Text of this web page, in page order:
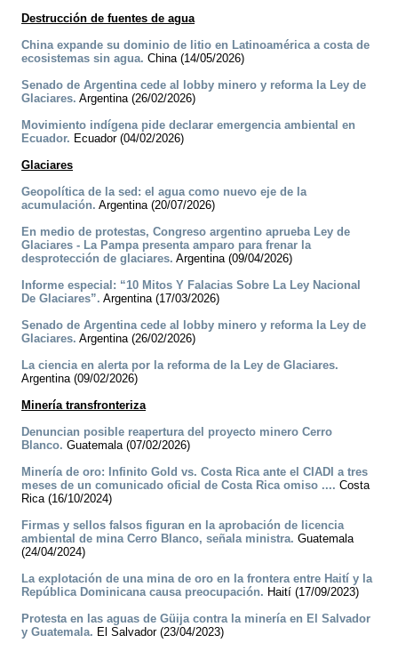
Destrucción de fuentes de agua
China expande su dominio de litio en Latinoamérica a costa de
ecosistemas sin agua. China (14/05/2026)
Senado de Argentina cede al lobby minero y reforma la Ley de
Glaciares. Argentina (26/02/2026)
Movimiento indígena pide declarar emergencia ambiental en
Ecuador. Ecuador (04/02/2026)
Glaciares
Geopolítica de la sed: el agua como nuevo eje de la
acumulación. Argentina (20/07/2026)
En medio de protestas, Congreso argentino aprueba Ley de
Glaciares - La Pampa presenta amparo para frenar la
desprotección de glaciares. Argentina (09/04/2026)
Informe especial: “10 Mitos Y Falacias Sobre La Ley Nacional
De Glaciares”. Argentina (17/03/2026)
Senado de Argentina cede al lobby minero y reforma la Ley de
Glaciares. Argentina (26/02/2026)
La ciencia en alerta por la reforma de la Ley de Glaciares.
Argentina (09/02/2026)
Minería transfronteriza
Denuncian posible reapertura del proyecto minero Cerro
Blanco. Guatemala (07/02/2026)
Minería de oro: Infinito Gold vs. Costa Rica ante el CIADI a tres
meses de un comunicado oficial de Costa Rica omiso .... Costa
Rica (16/10/2024)
Firmas y sellos falsos figuran en la aprobación de licencia
ambiental de mina Cerro Blanco, señala ministra. Guatemala
(24/04/2024)
La explotación de una mina de oro en la frontera entre Haití y la
República Dominicana causa preocupación. Haití (17/09/2023)
Protesta en las aguas de Güija contra la minería en El Salvador
y Guatemala. El Salvador (23/04/2023)